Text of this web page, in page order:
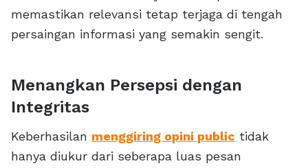
memastikan relevansi tetap terjaga di tengah
persaingan informasi yang semakin sengit.
Menangkan Persepsi dengan
Integritas
Keberhasilan menggiring opini public tidak
hanya diukur dari seberapa luas pesan